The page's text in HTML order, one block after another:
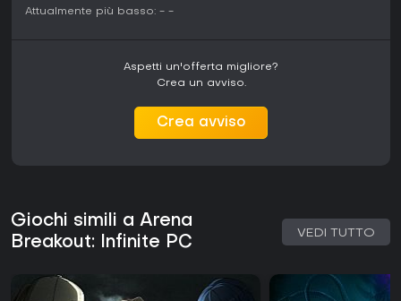
Attualmente più basso: - -
Aspetti un'offerta migliore?
Crea un avviso.
Crea avviso
Giochi simili a Arena
Breakout: Infinite PC
VEDI TUTTO